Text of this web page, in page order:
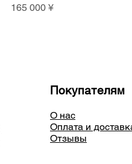
Цена
165 000 ¥
Покупателям
О нас
Оплата и
Отзывы